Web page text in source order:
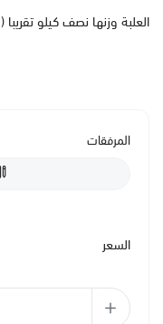
العلبة وزنها نصف كيلو تقريبا ( 20 حبة تقريبا)
المرفقات
السعر